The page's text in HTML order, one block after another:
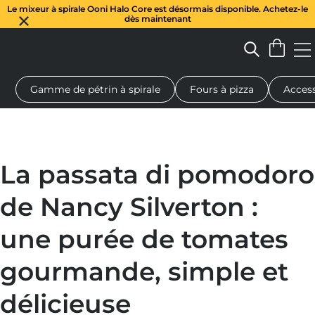
Le mixeur à spirale Ooni Halo Core est désormais disponible. Achetez-le
dès maintenant
à pizza au feu de bois Pétrin à pâte Cadeaux Planches de
Gamme de pétrin à spirale Fours à pizza
La passata di pomodoro
de Nancy Silverton :
une purée de tomates
gourmande, simple et
délicieuse